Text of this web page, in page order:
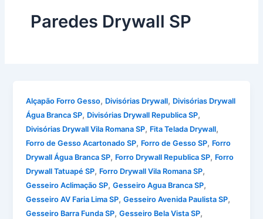
Paredes Drywall SP
Alçapão Forro Gesso, Divisórias Drywall, Divisórias Drywall
Água Branca SP, Divisórias Drywall Republica SP,
Divisórias Drywall Vila Romana SP, Fita Telada Drywall,
Forro de Gesso Acartonado SP, Forro de Gesso SP, Forro
Drywall Água Branca SP, Forro Drywall Republica SP, Forro
Drywall Tatuapé SP, Forro Drywall Vila Romana SP,
Gesseiro Aclimação SP,Gesseiro Agua Branca SP,
Gesseiro AV Faria Lima SP,Gesseiro Avenida Paulista SP,
Gesseiro Barra Funda SP,Gesseiro Bela Vista SP,